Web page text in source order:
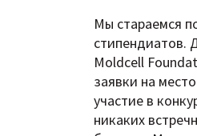
Мы стараемся
стипендиатов.
Moldcell
заявки на
участие в
никаких